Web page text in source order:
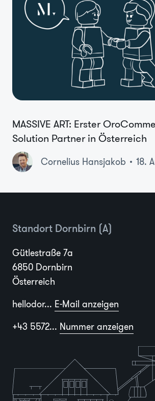
MASSIVE ART: Erster
Solution Partner in Österreich
Cornelius Hansjakob 18.
Standort Dornbirn (A)
Gütlestraße 7a
6850 Dornbirn
Österreich
hellodor... E-Mail anzeigen
+43 5572... Nummer anzeigen